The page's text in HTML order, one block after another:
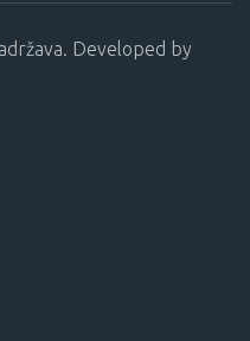
Developed by